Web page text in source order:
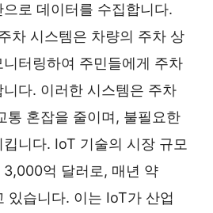
로 데이터를 수집합니다.
차 시스템은 차량의 주차 상
터링하여 주민들에게 주차
다. 이러한 시스템은 주차
통 혼잡을 줄이며, 불필요한
니다. IoT 기술의 시장 규모
억 달러로, 매년 약
있습니다. 이는 IoT가 산업